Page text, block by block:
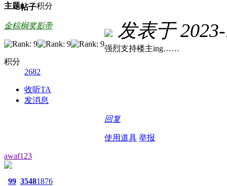
主题帖子积分
金棕榈奖影帝
积分
2682
收听TA
发消息
发表于
强烈支持楼主ing……
回复
使用道具 举报
awaf123
99 35481876